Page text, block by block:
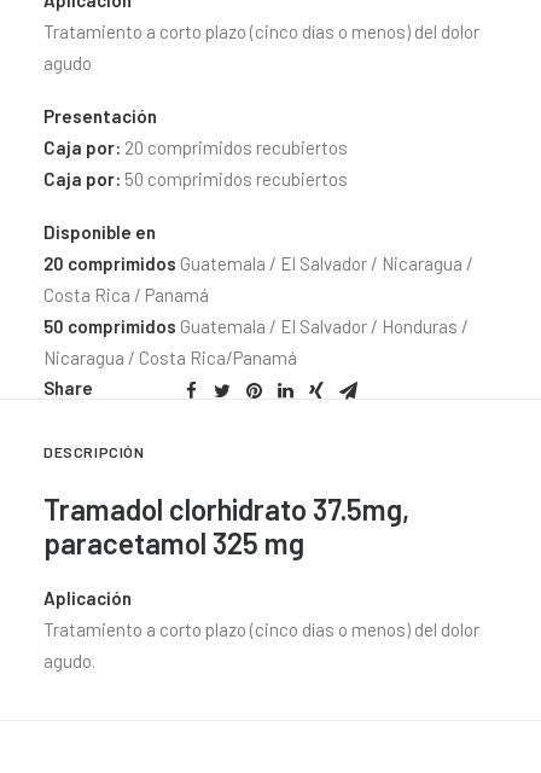
Tratamiento a corto plazo (cinco días o menos) del dolor
agudo
Presentación
Caja por: 20 comprimidos recubiertos
Caja por: 50 comprimidos recubiertos
Disponible en
20 comprimidos Guatemala / El Salvador / Nicaragua /
Costa Rica / Panamá
50 comprimidos Guatemala / El Salvador / Honduras /
Nicaragua / Costa Rica/Panamá
Share
DESCRIPCIÓN
Tramadol clorhidrato 37.5mg,
paracetamol 325 mg
Aplicación
Tratamiento a corto plazo (cinco días o menos) del dolor
agudo.